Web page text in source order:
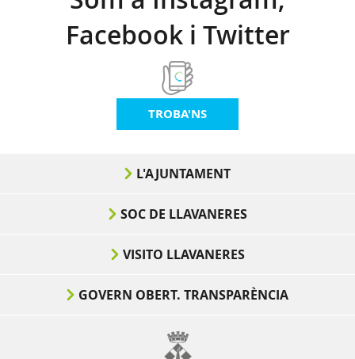
Facebook i Twitter
TROBA'NS
L'AJUNTAMENT
SOC DE LLAVANERES
VISITO LLAVANERES
GOVERN OBERT. TRANSPARÈNCIA